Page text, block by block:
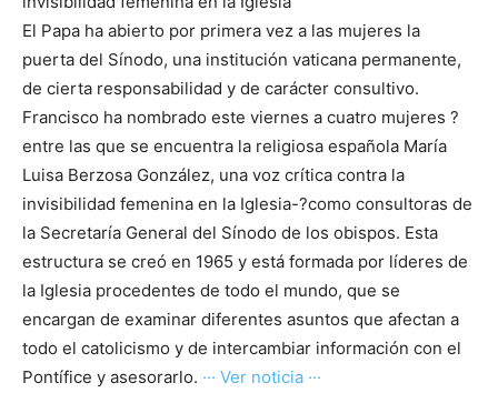
El Papa ha abierto por primera vez a las mujeres la
puerta del Sínodo, una institución vaticana permanente,
de cierta responsabilidad y de carácter consultivo.
Francisco ha nombrado este viernes a cuatro mujeres ?
entre las que se encuentra la religiosa española María
Luisa Berzosa González, una voz crítica contra la
invisibilidad femenina en la Iglesia-?como consultoras de
la Secretaría General del Sínodo de los obispos. Esta
estructura se creó en 1965 y está formada por líderes de
la Iglesia procedentes de todo el mundo, que se
encargan de examinar diferentes asuntos que afectan a
todo el catolicismo y de intercambiar información con el
Pontífice y asesorarlo. ··· Ver noticia ···